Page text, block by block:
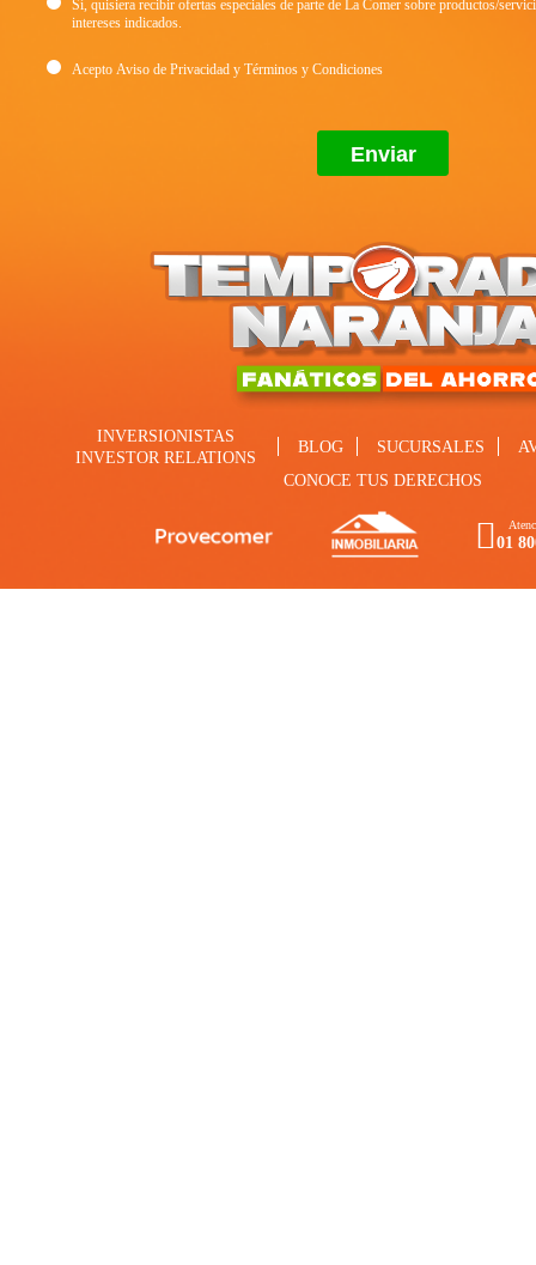
Sí, quisiera recibir ofertas especiales de parte de La Comer sobre productos/
intereses indicados.
Acepto Aviso de Privacidad y Términos y Condiciones
INVERSIONISTAS
INVESTOR RELATIONS
BLOG SUCURSALES
CONOCE TUS DERECHOS
01